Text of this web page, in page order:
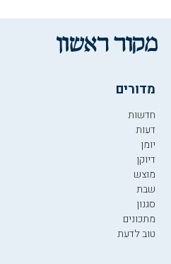
מדורים
חדשות
דעות
יומן
דיוקן
מוצש
שבת
סגנון
מתכונים
טוב לדעת